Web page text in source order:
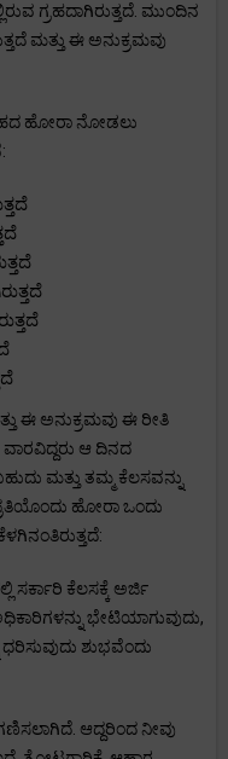
ಗ್ರಹದಾಗಿರುತ್ತದೆ. ಮುಂದಿನ
ಮತ್ತು ಈ ಅನುಕ್ರಮವು
ಹೋರಾ ನೋಡಲು
ಈ ಅನುಕ್ರಮವು ಈ ರೀತಿ
ಆ ದಿನದ
ಮತ್ತು ತಮ್ಮ ಕೆಲಸವನ್ನು
ಹೋರಾ ಒಂದು
ಸರ್ಕಾರಿ ಕೆಲಸಕ್ಕೆ ಅರ್ಜಿ
ಭೇಟಿಯಾಗುವುದು,
ಶುಭವೆಂದು
ಆದ್ದರಿಂದ ನೀವು